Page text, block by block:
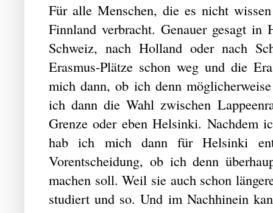
Für alle Menschen, die es nicht
Finnland verbracht. Genauer gesagt
Schweiz, nach Holland oder nach
Erasmus-Plätze schon weg und die
mich dann, ob ich denn
ich dann die Wahl zwischen
Grenze oder eben Helsinki. Nachdem
hab ich mich dann für Helsinki
Vorentscheidung, ob ich denn
machen soll. Weil sie auch schon
studiert und so. Und im Nachhinein